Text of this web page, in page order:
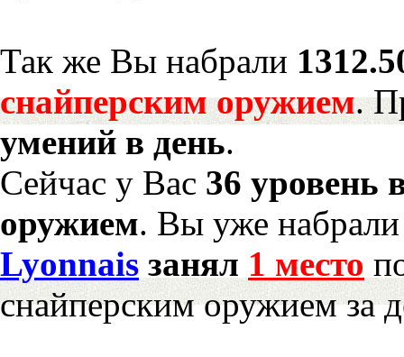
Так же Вы набрали
снайперским оружием.
умений в день.
Сейчас у Вас 36 уровень
оружием. Вы уже
Lyonnais занял 1 место
снайперским оружием за